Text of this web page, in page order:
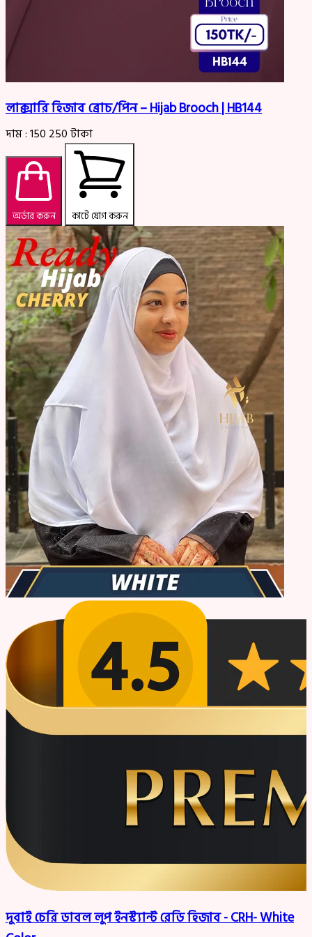
লাক্সারি হিজাব ব্রোচ/পিন – Hijab Brooch | HB144
দাম :150 250টাকা
অর্ডার করুন কার্টে যোগ করুন
দুবাই চেরি ডাবল লুপ ইনস্ট্যান্ট রেডি হিজাব - CRH- White